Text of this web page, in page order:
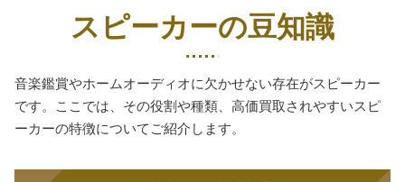
スピーカーの豆知識
音楽鑑賞やホームオーディオに欠かせない存在がスピーカー
です。ここでは、その役割や種類、高価買取されやすいスピ
ーカーの特徴についてご紹介します。